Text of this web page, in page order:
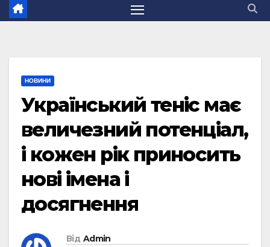
НОВИНИ
Український теніс має
величезний потенціал,
і кожен рік приносить
нові імена і
досягнення
Від Admin